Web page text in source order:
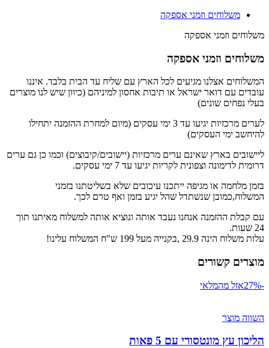
משלוחים וזמני אספקה
משלוחים וזמני אספקה
משלוחים וזמני אספקה
המשלוחים אצלנו מגיעים לכל הארץ עם שליח עד הבית בלבד. איננו
עובדים עם דואר ישראל או תיבות אחסון למיניהם (כיוון שיש לנו מוצרים
בעלי נפחים שונים)
לערים מרכזיות יגיעו עד 3 ימי עסקים (מיום למחרת ההזמנה יתחילו
להיחשב ימי העסקים)
ליישובים בארץ שאינם ערים מרכזיות (יישובים/קיבוצים) וכמו כן גם ערים
דרומית לדימונה וצפונית לקריות יגיעו עד 7 ימי עסקים.
בזמן מלחמה או מגיפה ייתכנו עיכובים שלא בשליטתנו בזמני
המשלוח,כמובן שנשתדל שהל יגיע בזמן ואף טרם לכך.
עם קבלת ההזמנה אנחנו נעבד אותה ונוציא אותה למשלוח מאיתנו תוך
24 שעות.
עלות משלוח הינה 29.9 ,בקנייה מעל 199 ש"ח המשלוח עלינו!
מוצרים קשורים
-27% אזל מהמלאי
השווה מוצר
הליכון עץ מונטסורי עם 5 פאות